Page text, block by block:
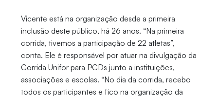
Vicente está na organização desde a primeira
inclusão deste público, há 26 anos. “Na primeira
corrida, tivemos a participação de 22 atletas”,
conta. Ele é responsável por atuar na divulgação da
Corrida Unifor para PCDs junto a instituições,
associações e escolas. “No dia da corrida, recebo
todos os participantes e fico na organização da